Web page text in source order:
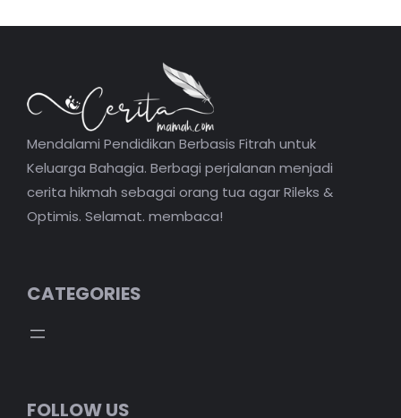
Mendalami Pendidikan Berbasis Fitrah untuk
Keluarga Bahagia. Berbagi perjalanan menjadi
cerita hikmah sebagai orang tua agar Rileks &
Optimis. Selamat. membaca!
CATEGORIES
FOLLOW US